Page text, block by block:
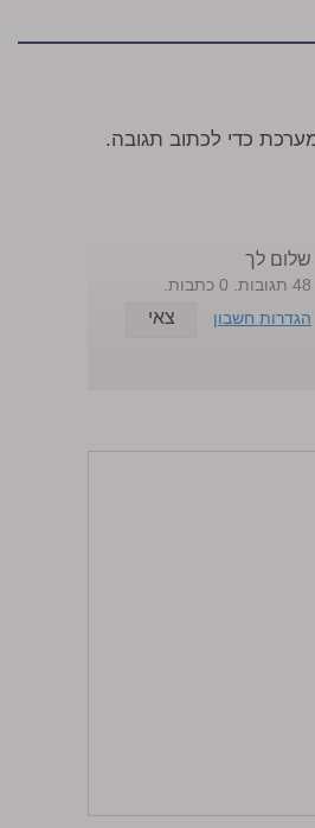
כדי לכתוב תגובה.
שלום לך
48 תגובות. 0 כתבות.
הגדרות חשבון
צאי